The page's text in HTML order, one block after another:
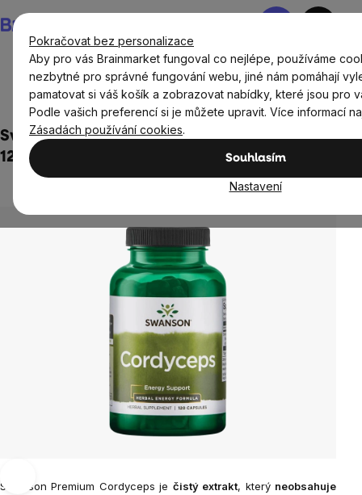
Pokračovat bez personalizace
Aby pro vás Brainmarket fungoval co nejlépe, používáme
nezbytné pro správné fungování webu, jiné nám pomáhají
pamatovat si váš košík a zobrazovat nabídky, které jsou pro
Podle vašich preferencí si je můžete upravit. Více informací
Zásadách používání cookies.
Souhlasím
Nastavení
na
obsah
Nákupní
Potraviny Houby a řasy Cordyceps
Swanson Cordyceps (Housenice čínská),
120 kapslí / Poškozený obal
hodnocení
produktu
Neohodnoceno
Swanson Premium Cordyceps je čistý extrakt, který neobsahuje